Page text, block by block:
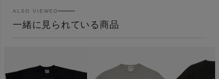
ALSO VIEWED
一緒に見られている商品